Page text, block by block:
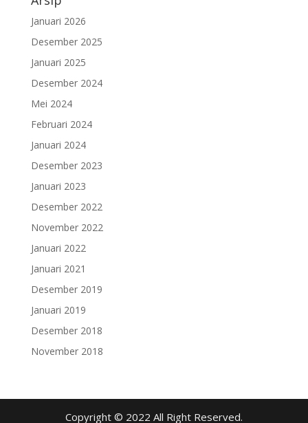
Januari 2026
Desember 2025
Januari 2025
Desember 2024
Mei 2024
Februari 2024
Januari 2024
Desember 2023
Januari 2023
Desember 2022
November 2022
Januari 2022
Januari 2021
Desember 2019
Januari 2019
Desember 2018
November 2018
Copyright © 2022 All Right Reserved.